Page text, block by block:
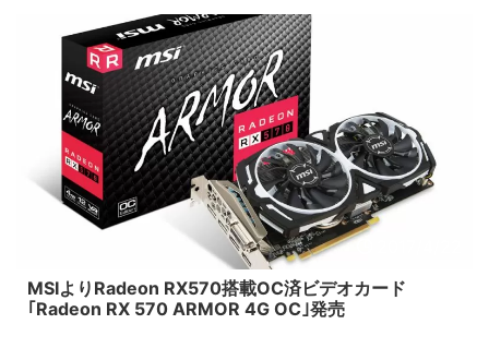
MSIよりRadeon RX570搭載OC済ビデオカード
｢Radeon RX 570 ARMOR 4G OC｣発売